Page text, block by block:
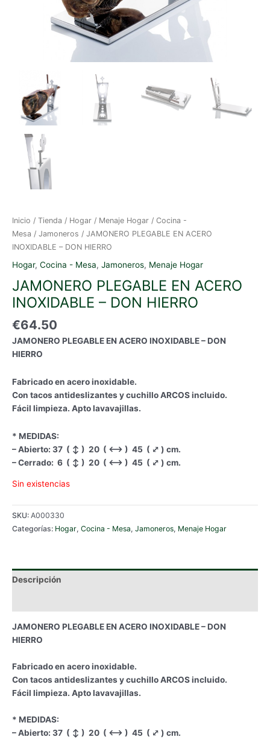
Inicio / Tienda / Hogar / Menaje Hogar / Cocina -
Mesa / Jamoneros / JAMONERO PLEGABLE EN ACERO
INOXIDABLE – DON HIERRO
Hogar, Cocina - Mesa, Jamoneros, Menaje Hogar
JAMONERO PLEGABLE EN ACERO
INOXIDABLE – DON HIERRO
€64.50
JAMONERO PLEGABLE EN ACERO INOXIDABLE – DON
HIERRO
Fabricado en acero inoxidable.
Con tacos antideslizantes y cuchillo ARCOS incluido.
Fácil limpieza. Apto lavavajillas.
* MEDIDAS:
– Abierto: 37 ( ↕ ) 20 ( ⟷ ) 45 ( ⤢ ) cm.
– Cerrado: 6 ( ↕ ) 20 ( ⟷ ) 45 ( ⤢ ) cm.
Sin existencias
SKU: A000330
Categorías: Hogar, Cocina - Mesa, Jamoneros, Menaje Hogar
Descripción
JAMONERO PLEGABLE EN ACERO INOXIDABLE – DON
HIERRO
Fabricado en acero inoxidable.
Con tacos antideslizantes y cuchillo ARCOS incluido.
Fácil limpieza. Apto lavavajillas.
* MEDIDAS:
– Abierto: 37 ( ↕ ) 20 ( ⟷ ) 45 ( ⤢ ) cm.